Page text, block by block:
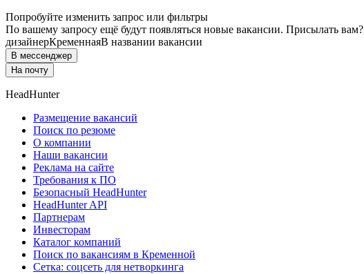
Попробуйте изменить запрос или фильтры
По вашему запросу ещё будут появляться новые вакансии. Присылать вам?
дизайнерКременнаяВ названии вакансии
В мессенджер
На почту
HeadHunter
Размещение вакансий
Поиск по резюме
О компании
Наши вакансии
Реклама на сайте
Требования к ПО
Безопасный HeadHunter
HeadHunter API
Партнерам
Инвесторам
Каталог компаний
Поиск по вакансиям в Кременной
Сетка: соцсеть для нетворкинга